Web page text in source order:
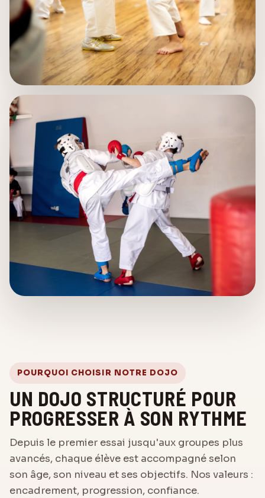
POURQUOI CHOISIR NOTRE DOJO
UN DOJO STRUCTURÉ POUR
PROGRESSER À SON RYTHME
Depuis le premier essai jusqu'aux groupes plus
avancés, chaque élève est accompagné selon
son âge, son niveau et ses objectifs. Nos valeurs :
encadrement, progression, confiance.